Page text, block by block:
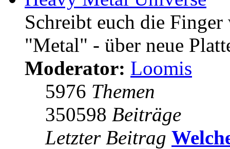
Schreibt euch die
"Metal" - über neue
Moderator: Loomis
5976 Themen
350598 Beiträge
Letzter Beitrag